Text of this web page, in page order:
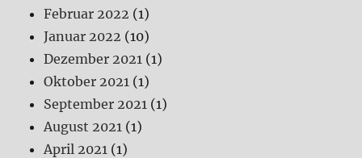
Februar 2022 (1)
Januar 2022 (10)
Dezember 2021 (1)
Oktober 2021 (1)
September 2021 (1)
August 2021 (1)
April 2021 (1)